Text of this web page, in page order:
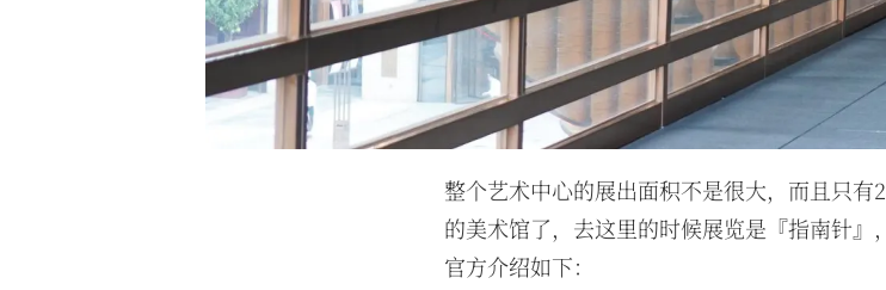
整个艺术中心的展出面积不是很大，而且只有
的美术馆了，去这里的时候展览是『指南针』
官方介绍如下：